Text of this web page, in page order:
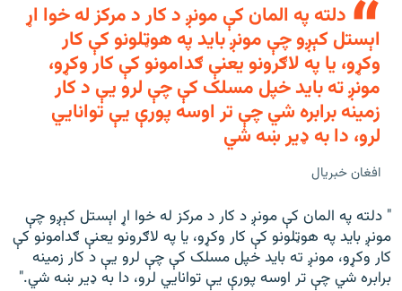
دلته په المان کې مونږ د کار د مرکز له خوا اړ
اېستل کېږو چې مونږ باید په هوټلونو کې کار
وکړو، یا په لاګرونو یعنې ګدامونو کې کار وکړو،
مونږ ته باید خپل مسلک کې چې لرو یې د کار
زمینه برابره شي چې تر اوسه پورې یې توانايي
لرو، دا به ډیر ښه شي
افغان خبریال
" دلته په المان کې مونږ د کار د مرکز له خوا اړ اېستل کېږو چې
مونږ باید په هوټلونو کې کار وکړو، یا په لاګرونو یعنې ګدامونو کې
کار وکړو، مونږ ته باید خپل مسلک کې چې لرو یې د کار زمینه
برابره شي چې تر اوسه پورې یې توانايي لرو، دا به ډیر ښه شي."